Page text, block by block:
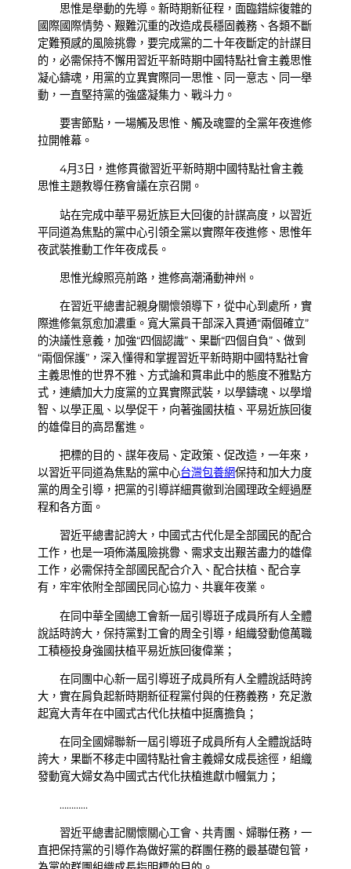
思惟是舉動的先導。新時期新征程，面臨錯綜復雜的
國際國際情勢、艱難沉重的改造成長穩固義務、各類不斷
定難預感的風險挑釁，要完成黨的二十年夜斷定的計謀目
的，必需保持不懈用習近平新時期中國特點社會主義思惟
凝心鑄魂，用黨的立異實際同一思惟、同一意志、同一舉
動，一直堅持黨的強盛凝集力、戰斗力。
要害節點，一場觸及思惟、觸及魂靈的全黨年夜進修
拉開帷幕。
4月3日，進修貫徹習近平新時期中國特點社會主義
思惟主題教導任務會議在京召開。
站在完成中華平易近族巨大回復的計謀高度，以習近
平同道為焦點的黨中心引領全黨以實際年夜進修、思惟年
夜武裝推動工作年夜成長。
思惟光線照亮前路，進修高潮涌動神州。
在習近平總書記親身關懷領導下，從中心到處所，實
際進修氣氛愈加濃重。寬大黨員干部深入貫通“兩個確立”
的決議性意義，加強“四個認識”、果斷“四個自負”、做到
“兩個保護”，深入懂得和掌握習近平新時期中國特點社會
主義思惟的世界不雅、方式論和貫串此中的態度不雅點方
式，連續加大力度黨的立異實際武裝，以學鑄魂、以學增
智、以學正風、以學促干，向著強國扶植、平易近族回復
的雄偉目的高昂奮進。
把標的目的、謀年夜局、定政策、促改造，一年來，
以習近平同道為焦點的黨中心台灣包養網保持和加大力度
黨的周全引導，把黨的引導詳細貫徹到治國理政全經過歷
程和各方面。
習近平總書記誇大，中國式古代化是全部國民的配合
工作，也是一項佈滿風險挑釁、需求支出艱苦盡力的雄偉
工作，必需保持全部國民配合介入、配合扶植、配合享
有，牢牢依附全部國民同心協力、共襄年夜業。
在同中華全國總工會新一屆引導班子成員所有人全體
說話時誇大，保持黨對工會的周全引導，組織發動億萬職
工積極投身強國扶植平易近族回復偉業；
在同團中心新一屆引導班子成員所有人全體說話時誇
大，實在肩負起新時期新征程黨付與的任務義務，充足激
起寬大青年在中國式古代化扶植中挺膺擔負；
在同全國婦聯新一屆引導班子成員所有人全體說話時
誇大，果斷不移走中國特點社會主義婦女成長途徑，組織
發動寬大婦女為中國式古代化扶植進獻巾幗氣力；
…………
習近平總書記關懷關心工會、共青團、婦聯任務，一
直把保持黨的引導作為做好黨的群團任務的最基礎包管，